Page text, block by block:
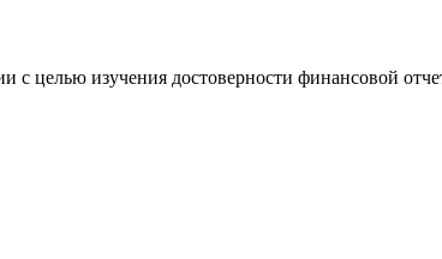
с целью изучения достоверности финансовой